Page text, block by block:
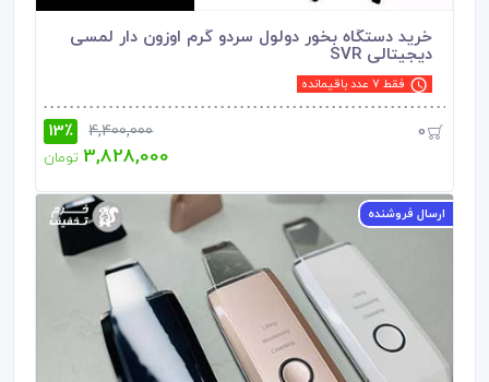
خرید دستگاه بخور دولول سردو گرم اوزون دار لمسی
دیجیتالی SVR
فقط 7 عدد باقیمانده
0
4,400,000 13٪
3,828,000 تومان
ارسال فروشنده